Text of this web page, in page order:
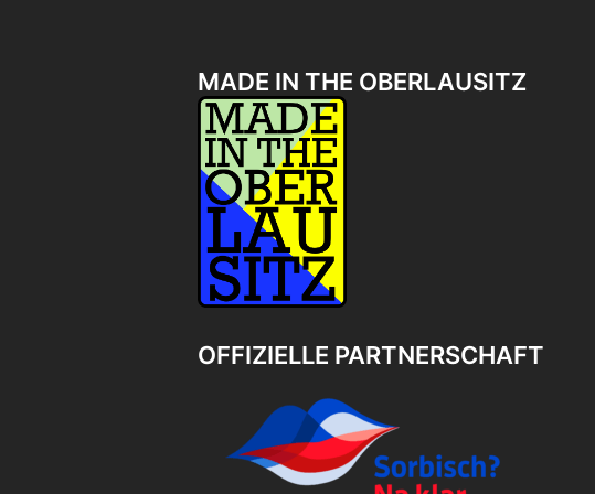
MADE IN THE OBERLAUSITZ
OFFIZIELLE PARTNERSCHAFT